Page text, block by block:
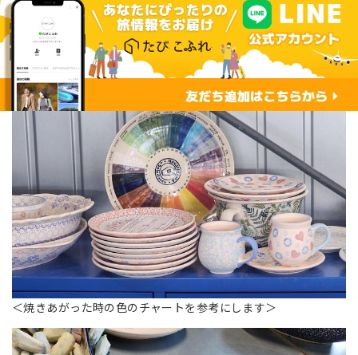
＜焼きあがった時の色のチャートを参考にします＞